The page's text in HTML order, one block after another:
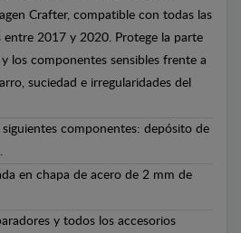
Crafter, compatible con todas las
entre 2017 y 2020. Protege la parte
los componentes sensibles frente a
suciedad e irregularidades del
siguientes componentes: depósito de
en chapa de acero de 2 mm de
y todos los accesorios